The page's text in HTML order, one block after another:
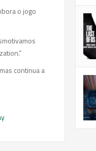
o jogo
continua a